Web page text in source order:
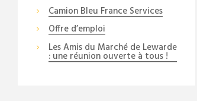
Camion Bleu France Services
Offre d’emploi
Les Amis du Marché de Lewarde
: une réunion ouverte à tous !